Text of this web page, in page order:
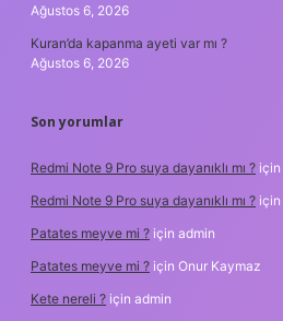
Ağustos 6, 2026
Kuran’da kapanma ayeti var mı ?
Ağustos 6, 2026
Son yorumlar
Redmi Note 9 Pro suya dayanıklı mı ? için
Redmi Note 9 Pro suya dayanıklı mı ? için
Patates meyve mi ? için admin
Patates meyve mi ? için Onur Kaymaz
Kete nereli ? için admin